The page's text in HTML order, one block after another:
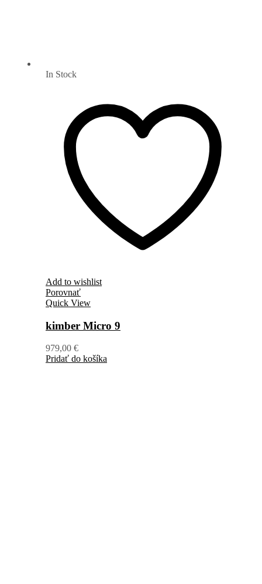
In Stock
Add to wishlist
Porovnať
Quick View
kimber Micro 9
979,00 €
Pridať do košíka